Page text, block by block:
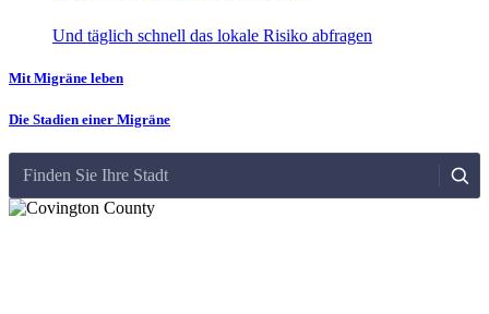
Und täglich schnell das lokale Risiko abfragen
Mit Migräne leben
Die Stadien einer Migräne
Finden Sie Ihre Stadt